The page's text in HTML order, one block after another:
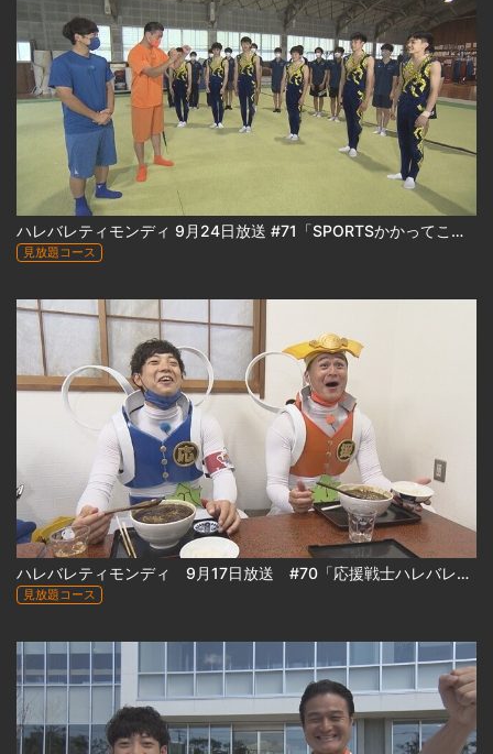
ハレバレティモンディ 9月24日放送 #71「SPORTSかかってこい！男子新体操編 in 恵庭南高校 ＆ 日本ハムファイターズ編」
見放題コース
ハレバレティモンディ 9月17日放送 #70「応援戦士ハレバレブレイバー誕生！～ゆうばり国際ファンタスティック映画祭密着」
見放題コース